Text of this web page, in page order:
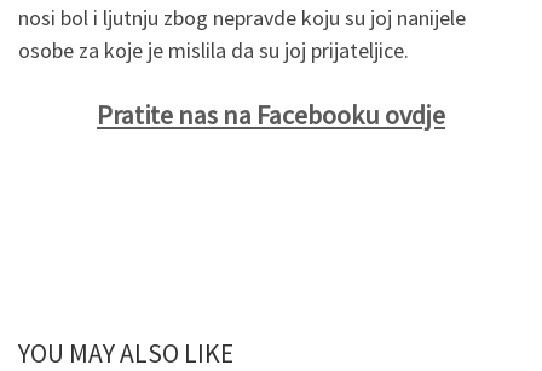
nosi bol i ljutnju zbog nepravde koju su joj nanijele
osobe za koje je mislila da su joj prijateljice.
Pratite nas na Facebooku ovdje
YOU MAY ALSO LIKE